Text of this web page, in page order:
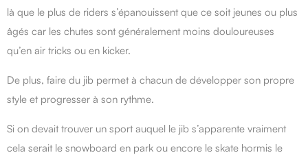
là que le plus de riders s’épanouissent que ce soit jeunes ou plus
âgés car les chutes sont généralement moins douloureuses
qu’en air tricks ou en kicker.
De plus, faire du jib permet à chacun de développer son propre
style et progresser à son rythme.
Si on devait trouver un sport auquel le jib s’apparente vraiment
cela serait le snowboard en park ou encore le skate hormis le